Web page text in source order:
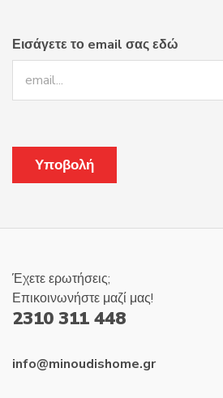
Εισάγετε το email σας εδώ
Έχετε ερωτήσεις;
Επικοινωνήστε μαζί μας!
2310 311 448
info@minoudishome.gr